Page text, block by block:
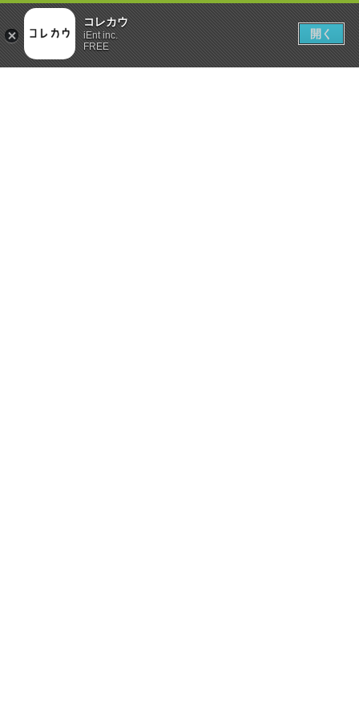
コレカウ
iEnt inc.
FREE
開く